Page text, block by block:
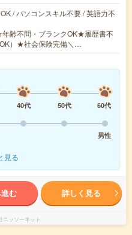
/ パソコンスキル不要 / 英語力不
齢不問・ブランクOK★履歴書不
）★社会保険完備＼…
40代 50代
60代
男性
見る
む 詳しく見る
ニッソーネット